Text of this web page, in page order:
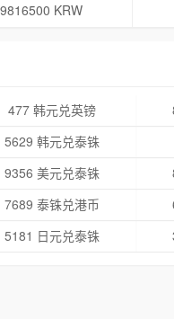
9816500 KRW
477 韩元兑英镑
5629 韩元兑泰铢
9356 美元兑泰铢
7689 泰铢兑港币
5181 日元兑泰铢